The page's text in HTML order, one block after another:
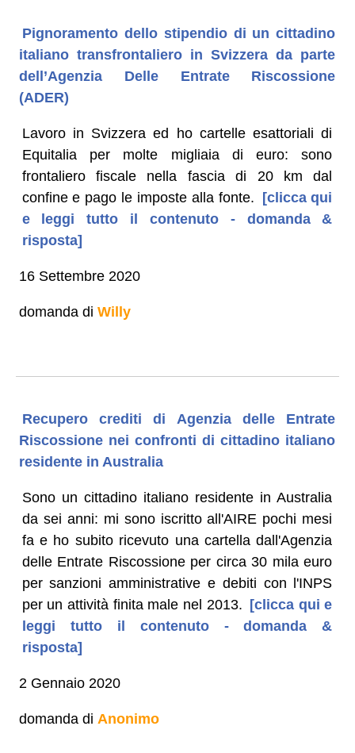
Pignoramento dello stipendio di un cittadino
italiano transfrontaliero in Svizzera da parte
dell’Agenzia Delle Entrate Riscossione
(ADER)
Lavoro in Svizzera ed ho cartelle esattoriali di
Equitalia per molte migliaia di euro: sono
frontaliero fiscale nella fascia di 20 km dal
confine e pago le imposte alla fonte. [clicca qui
e leggi tutto il contenuto - domanda &
risposta]
16 Settembre 2020
domanda di Willy
Recupero crediti di Agenzia delle Entrate
Riscossione nei confronti di cittadino italiano
residente in Australia
Sono un cittadino italiano residente in Australia
da sei anni: mi sono iscritto all'AIRE pochi mesi
fa e ho subito ricevuto una cartella dall'Agenzia
delle Entrate Riscossione per circa 30 mila euro
per sanzioni amministrative e debiti con l'INPS
per un attività finita male nel 2013. [clicca qui e
leggi tutto il contenuto - domanda &
risposta]
2 Gennaio 2020
domanda di Anonimo